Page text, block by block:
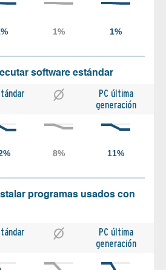
software estándar
PC última
generación
programas usados con
PC última
generación